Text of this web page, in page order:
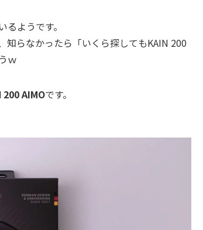
ようです。
知らなかったら「いくら探してもKAIN 200
ｗ
200 AIMOです。